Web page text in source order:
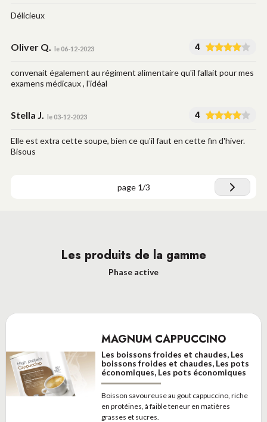
Délicieux
Oliver Q. le 06-12-2023 4
convenait également au régiment alimentaire qu'il fallait pour mes
examens médicaux , l'idéal
Stella J. le 03-12-2023 4
Elle est extra cette soupe, bien ce qu'il faut en cette fin d'hiver.
Bisous
page 1/3
Les produits de la gamme
Phase active
MAGNUM CAPPUCCINO
Les boissons froides et chaudes, Les
boissons froides et chaudes, Les pots
économiques, Les pots économiques
Boisson savoureuse au gout cappuccino, riche
en protéines, à faible teneur en matières
grasses et sucres.